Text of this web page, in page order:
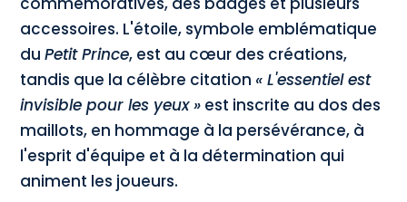
accessoires. L'étoile, symbole emblématique
duPetit Prince, est au cœur des créations,
tandis que la célèbre citation « L'essentiel est
invisible pour les yeux » est inscrite au dos des
maillots, en hommage à la persévérance, à
l'esprit d'équipe et à la détermination qui
animent les joueurs.